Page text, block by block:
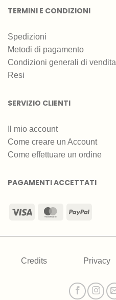
TERMINI E CONDIZIONI
Spedizioni
Metodi di pagamento
Condizioni generali di vendita
Resi
SERVIZIO CLIENTI
Il mio account
Come creare un Account
Come effettuare un ordine
PAGAMENTI ACCETTATI
Visa MasterCardPayPal
Credits Privacy